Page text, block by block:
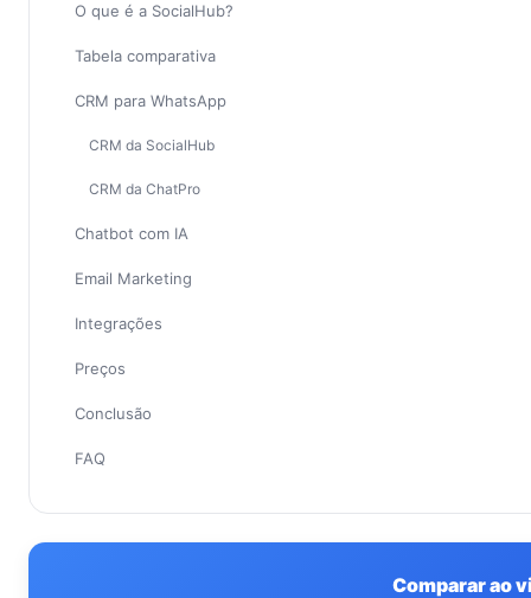
O que é a SocialHub?
Tabela comparativa
CRM para WhatsApp
CRM da SocialHub
CRM da ChatPro
Chatbot com IA
Email Marketing
Integrações
Preços
Conclusão
FAQ
Comparar ao